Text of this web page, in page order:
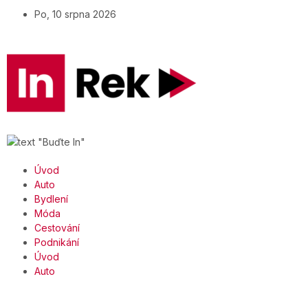
Po, 10 srpna 2026
Úvod
Auto
Bydlení
Móda
Cestování
Podnikání
Úvod
Auto